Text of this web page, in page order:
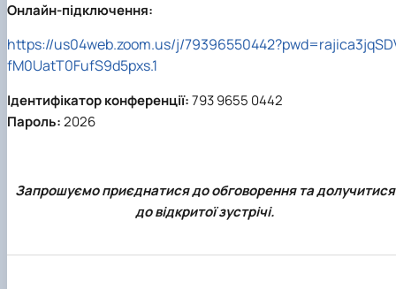
Онлайн-підключення:
https://us04web.zoom.us/j/
fM0UatT0FufS9d5pxs.1
Ідентифікатор конференції:793 9655 0442
Пароль:2026
Запрошуємо приєднатися до обговорення та долучитися
до відкритої зустрічі.